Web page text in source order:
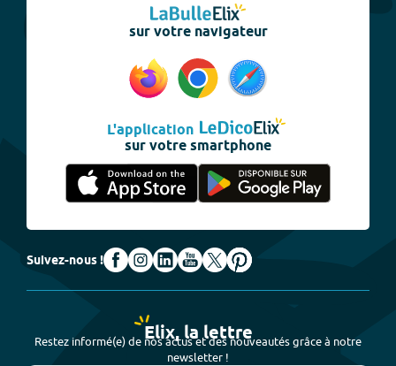
sur votre navigateur
L'application
sur votre smartphone
Suivez-nous !
Elix, la lettre
Restez informé(e) de nos actus et des nouveautés grâce à notre
newsletter !